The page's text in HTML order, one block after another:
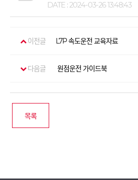
DATE : 2024-03-26 13:48:43
이전글 L7P 속도운전 교육자료
다음글 원점운전 가이드북
목록